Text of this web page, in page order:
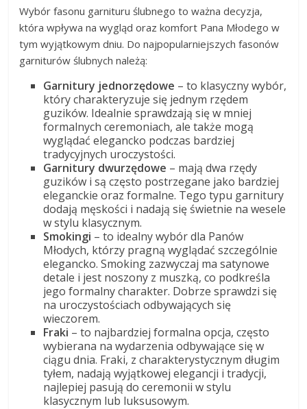
Wybór fasonu garnituru ślubnego to ważna decyzja,
która wpływa na wygląd oraz komfort Pana Młodego w
tym wyjątkowym dniu. Do najpopularniejszych fasonów
garniturów ślubnych należą:
Garnitury jednorzędowe – to klasyczny wybór,
który charakteryzuje się jednym rzędem
guzików. Idealnie sprawdzają się w mniej
formalnych ceremoniach, ale także mogą
wyglądać elegancko podczas bardziej
tradycyjnych uroczystości.
Garnitury dwurzędowe – mają dwa rzędy
guzików i są często postrzegane jako bardziej
eleganckie oraz formalne. Tego typu garnitury
dodają męskości i nadają się świetnie na wesele
w stylu klasycznym.
Smokingi – to idealny wybór dla Panów
Młodych, którzy pragną wyglądać szczególnie
elegancko. Smoking zazwyczaj ma satynowe
detale i jest noszony z muszką, co podkreśla
jego formalny charakter. Dobrze sprawdzi się
na uroczystościach odbywających się
wieczorem.
Fraki – to najbardziej formalna opcja, często
wybierana na wydarzenia odbywające się w
ciągu dnia. Fraki, z charakterystycznym długim
tyłem, nadają wyjątkowej elegancji i tradycji,
najlepiej pasują do ceremonii w stylu
klasycznym lub luksusowym.